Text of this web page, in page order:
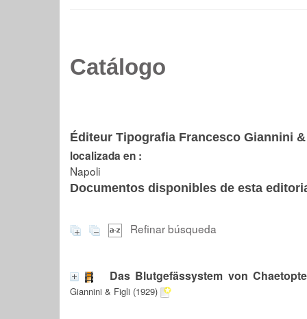
Catálogo
Éditeur Tipografia Francesco Giannini
localizada en :
Napoli
Documentos disponibles de esta
Refinar búsqueda
Das Blutgefässystem von
Giannini & Figli (1929)